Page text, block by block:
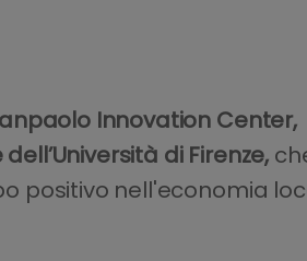
Innovation Center,
di Firenze,
positivo nell'economia